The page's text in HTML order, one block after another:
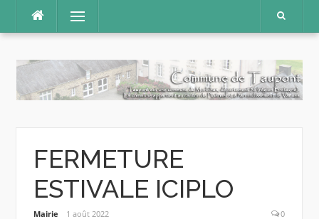
contenu
Menu
FERMETURE
ESTIVALE ICIPLO
Mairie 1 août 2022 0